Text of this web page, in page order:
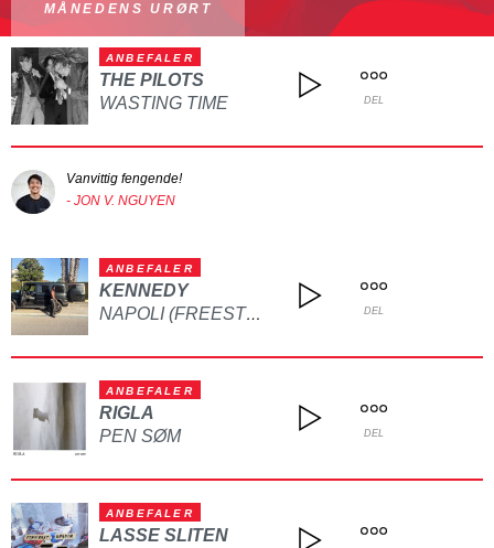
MÅNEDENS URØRT
ANBEFALER
THE PILOTS
WASTING TIME
DEL
Vanvittig fengende!
- JON V. NGUYEN
ANBEFALER
KENNEDY
NAPOLI (FREESTYLE) DEL
ANBEFALER
RIGLA
PEN SØM
DEL
ANBEFALER
LASSE SLITEN